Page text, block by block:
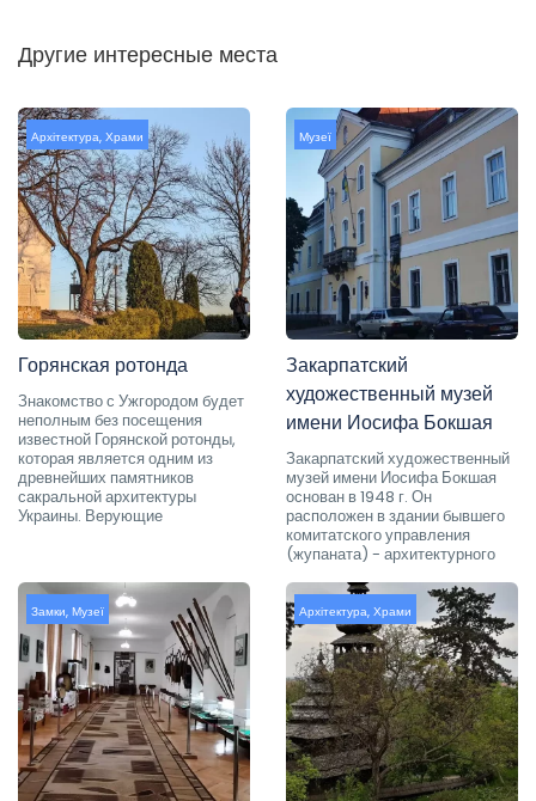
Другие интересные места
Архітектура, Храми
Горянская ротонда
Знакомство с Ужгородом будет
неполным без посещения
известной Горянской ротонды,
которая является одним из
древнейших памятников
сакральной архитектуры
Украины. Верующие
Музеї
Закарпатский
художественный музей
имени Иосифа Бокшая
Закарпатский художественный
музей имени Иосифа Бокшая
основан в 1948 г. Он
расположен в здании бывшего
комитатского управления
(жупаната) - архитектурного
Замки, Музеї Архітектура, Храми